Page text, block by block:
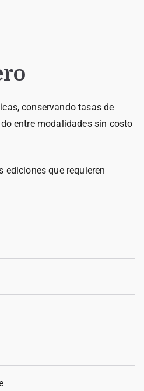
conservando tasas de
entre modalidades sin costo
que requieren